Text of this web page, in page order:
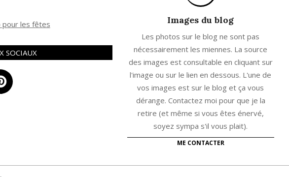
pour les fêtes
SOCIAUX
Images du blog
Les photos sur le blog ne sont pas
nécessairement les miennes. La source
des images est consultable en cliquant sur
l'image ou sur le lien en dessous. L'une de
vos images est sur le blog et ça vous
dérange. Contactez moi pour que je la
retire (et même si vous êtes énervé,
soyez sympa s'il vous plait).
ME CONTACTER